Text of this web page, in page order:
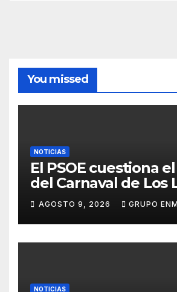
You missed
NOTICIAS
El PSOE cuestiona
del Carnaval de Los
Aridane y reclama
control del gasto
AGOSTO 9, 2026 GRUPO
NOTICIAS